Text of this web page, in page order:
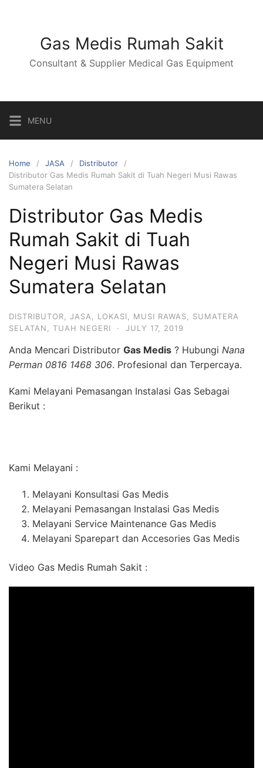
Gas Medis Rumah Sakit
Consultant & Supplier Medical Gas Equipment
MENU
Home JASA
Distributor
Distributor Gas Medis Rumah Sakit di Tuah Negeri Musi Rawas
Sumatera Selatan
Distributor Gas Medis
Rumah Sakit di Tuah
Negeri Musi Rawas
Sumatera Selatan
DISTRIBUTOR JASA LOKASI MUSI RAWAS
SUMATERA
SELATAN
TUAH NEGERI · JULY 17, 2019
Anda Mencari Distributor Gas Medis ? Hubungi Nana
Perman 0816 1468 306. Profesional dan Terpercaya.
Kami Melayani Pemasangan Instalasi Gas Sebagai
Berikut :
Kami Melayani :
Melayani Konsultasi Gas Medis
Melayani Pemasangan Instalasi Gas Medis
Melayani Service Maintenance Gas Medis
Melayani Sparepart dan Accesories Gas Medis
Video Gas Medis Rumah Sakit :